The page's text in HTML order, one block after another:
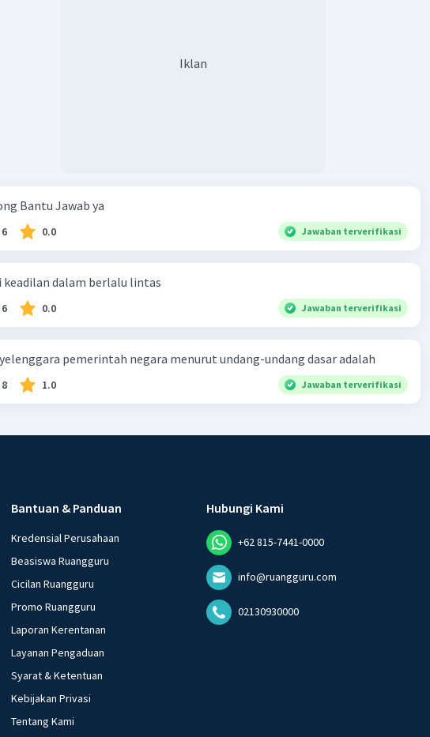
Iklan
Bantu Jawab ya
6 0.0 Jawaban terverifikasi
keadilan dalam berlalu lintas
6 0.0 Jawaban terverifikasi
pemerintah negara menurut undang-undang dasar adalah
8 1.0 Jawaban terverifikasi
Bantuan & Panduan
Kredensial Perusahaan
Beasiswa Ruangguru
Cicilan Ruangguru
Promo Ruangguru
Laporan Kerentanan
Layanan Pengaduan
Syarat & Ketentuan
Kebijakan Privasi
Tentang Kami
Hubungi Kami
+62 815-7441-0000
info@ruangguru.com
02130930000